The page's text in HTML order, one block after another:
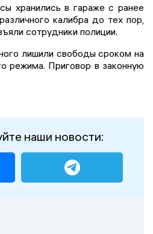
хранились в гараже с ранее
калибра до тех пор,
сотрудники полиции.
лишили свободы сроком на
режима. Приговор в законную
наши новости: